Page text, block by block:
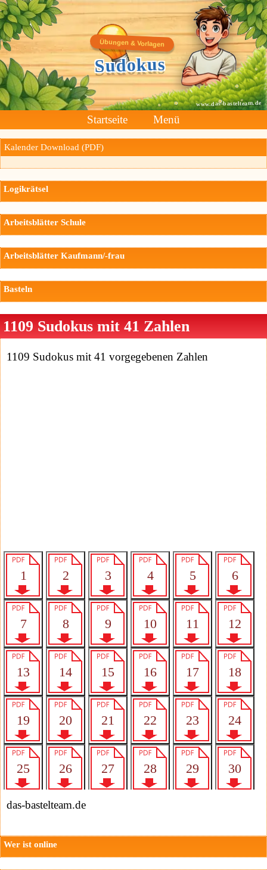
Übungen & Vorlagen
Sudokus
www.das-bastelteam.de
Startseite Menü
Kalender Download (PDF)
Logikrätsel
Arbeitsblätter Schule
Arbeitsblätter Kaufmann/-frau
Basteln
1109 Sudokus mit 41 Zahlen
1109 Sudokus mit 41 vorgegebenen Zahlen
das-bastelteam.de
Wer ist online